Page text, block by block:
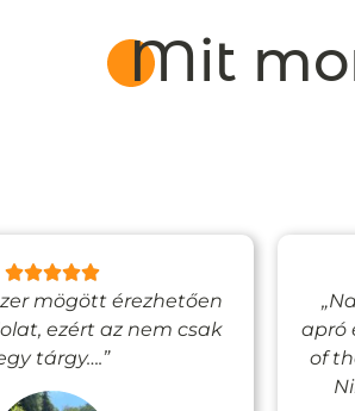
Mit
mögött érezhetően
ezért az nem csak
tárgy….”
apró
of